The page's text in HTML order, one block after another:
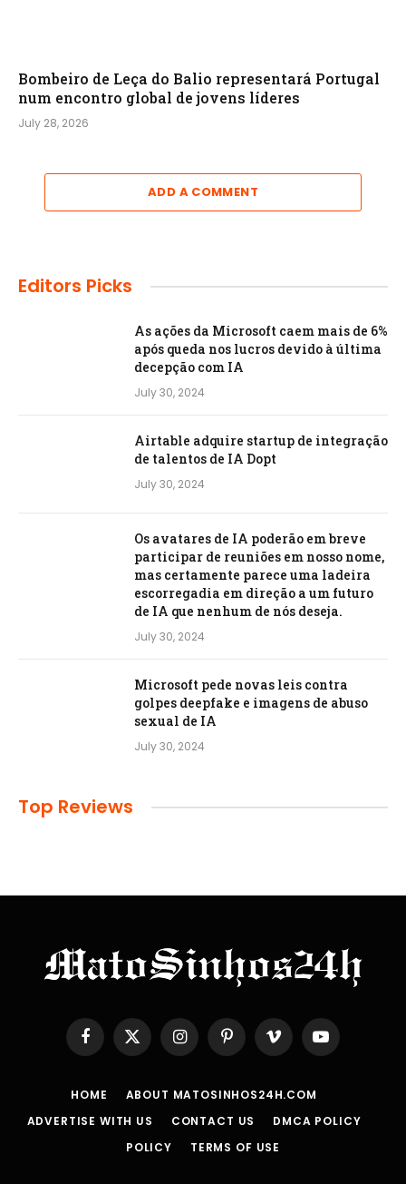
Bombeiro de Leça do Balio representará Portugal
num encontro global de jovens líderes
July 28, 2026
ADD A COMMENT
Editors Picks
As ações da Microsoft caem mais de 6%
após queda nos lucros devido à última
decepção com IA
July 30, 2024
Airtable adquire startup de integração
de talentos de IA Dopt
July 30, 2024
Os avatares de IA poderão em breve
participar de reuniões em nosso nome,
mas certamente parece uma ladeira
escorregadia em direção a um futuro
de IA que nenhum de nós deseja.
July 30, 2024
Microsoft pede novas leis contra
golpes deepfake e imagens de abuso
sexual de IA
July 30, 2024
Top Reviews
Facebook
X
(Twitter)
InstagramPinterestVimeo YouTube
HOME
ABOUT MATOSINHOS24H.COM
ADVERTISE WITH US
CONTACT US
DMCA POLICY
POLICY
TERMS OF USE